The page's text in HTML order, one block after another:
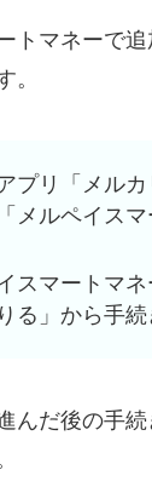
トマネーで追
。
プリ「メル
メルペイス
スマートマ
る」から手続
んだ後の手